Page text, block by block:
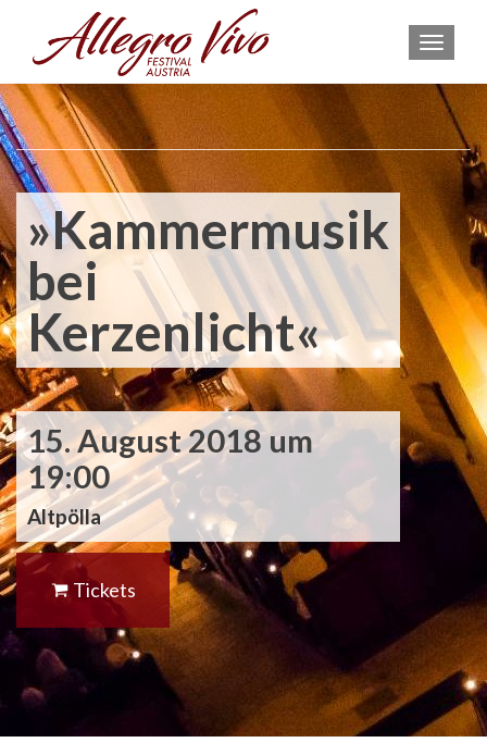
»Kammermusik
bei
Kerzenlicht«
15. August 2018 um
19:00
Altpölla
Tickets